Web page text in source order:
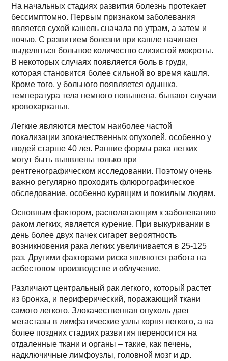
На начальных стадиях развития болезнь протекает
бессимптомно. Первым признаком заболевания
является сухой кашель сначала по утрам, а затем и
ночью. С развитием болезни при кашле начинает
выделяться большое количество слизистой мокроты.
В некоторых случаях появляется боль в груди,
которая становится более сильной во время кашля.
Кроме того, у больного появляется одышка,
температура тела немного повышена, бывают случаи
кровохарканья.
Легкие являются местом наиболее частой
локализации злокачественных опухолей, особенно у
людей старше 40 лет. Ранние формы рака легких
могут быть выявлены только при
рентгенографическом исследовании. Поэтому очень
важно регулярно проходить флюрографическое
обследование, особенно курящим и пожилым людям.
Основным фактором, располагающим к заболеванию
раком легких, является курение. При выкуривании в
день более двух пачек сигарет вероятность
возникновения рака легких увеличивается в 25-125
раз. Другими факторами риска являются работа на
асбестовом производстве и облучение.
Различают центральный рак легкого, который растет
из бронха, и периферический, поражающий ткани
самого легкого. Злокачественная опухоль дает
метастазы в лимфатические узлы корня легкого, а на
более поздних стадиях развития переносится на
отдаленные ткани и органы – такие, как печень,
надключичные лимфоузлы, головной мозг и др.